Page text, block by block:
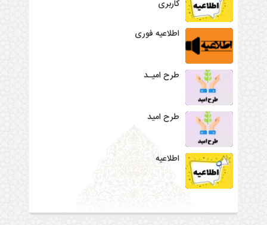
کاربری
اطلاعیه فوری
طرح امیـد
طرح امید
اطلاعیه